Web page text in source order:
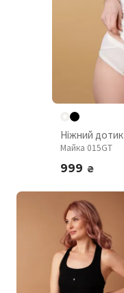
Ніжний дотик
Майка 015GT
999 ₴